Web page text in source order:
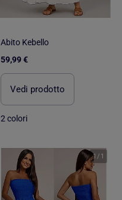
Abito Kebello
59,99 €
Vedi prodotto
2 colori
1 / 1